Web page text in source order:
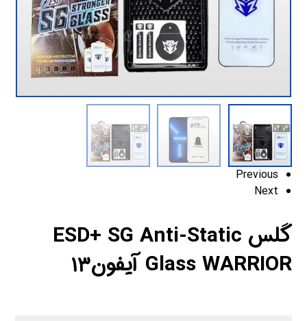
Previous
Next
گلس ESD+ SG Anti-Static
Glass WARRIOR آیفون۱۳